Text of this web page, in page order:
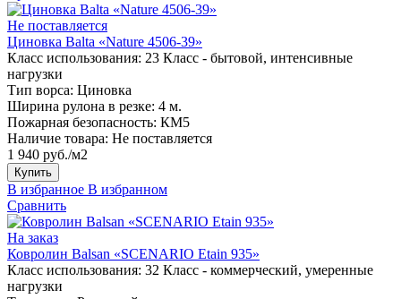
Не поставляется
Циновка Balta «Nature 4506-39»
Класс использования: 23 Класс - бытовой, интенсивные
нагрузки
Тип ворса: Циновка
Ширина рулона в резке: 4 м.
Пожарная безопасность: КМ5
Наличие товара: Не поставляется
1 940 руб./м2
Купить
В избранное В избранном
Сравнить
На заказ
Ковролин Balsan «SCENARIO Etain 935»
Класс использования: 32 Класс - коммерческий, умеренные
нагрузки